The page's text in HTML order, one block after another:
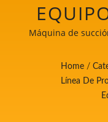
DE
Máquina de
automática para
con máxima
Home /
Línea De